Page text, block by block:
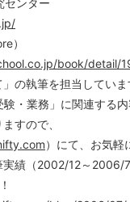
センター
）
book/detail/
執筆を担当していま
験・業務」に関連する内
すので、
）にて、お気軽
（2002/12～2006/7